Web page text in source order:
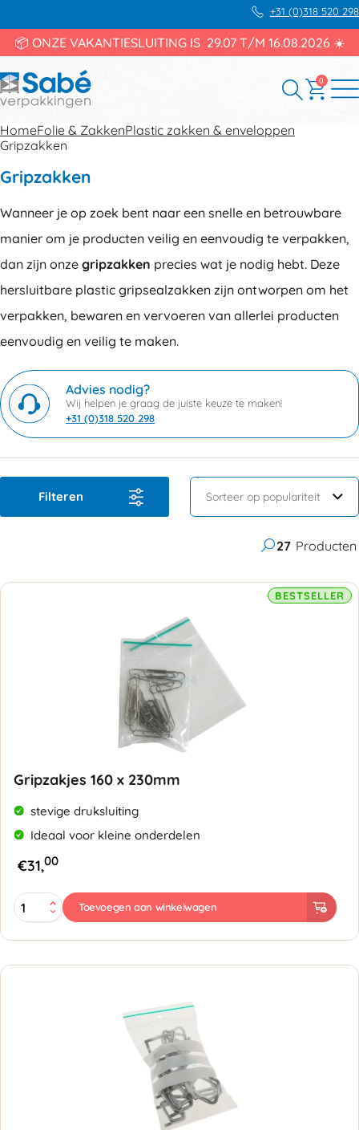
+31 (0)318 520 298
📦 ONZE VAKANTIESLUITING IS 29.07 T/M 16.08.2026 ☀️
0
HomeFolie & ZakkenPlastic zakken & enveloppen
Gripzakken
Gripzakken
Wanneer je op zoek bent naar een snelle en betrouwbare
manier om je producten veilig en eenvoudig te verpakken,
dan zijn onze gripzakken precies wat je nodig hebt. Deze
hersluitbare plastic gripsealzakken zijn ontworpen om het
verpakken, bewaren en vervoeren van allerlei producten
eenvoudig en veilig te maken.
Advies nodig?
Wij helpen je graag de juiste keuze te maken!
+31 (0)318 520 298
Filteren
27 Producten
BESTSELLER
Gripzakjes 160 x 230mm
stevige druksluiting
Ideaal voor kleine onderdelen
€31,00
Gripzakjes
160
-
Toevoegen aan winkelwagen